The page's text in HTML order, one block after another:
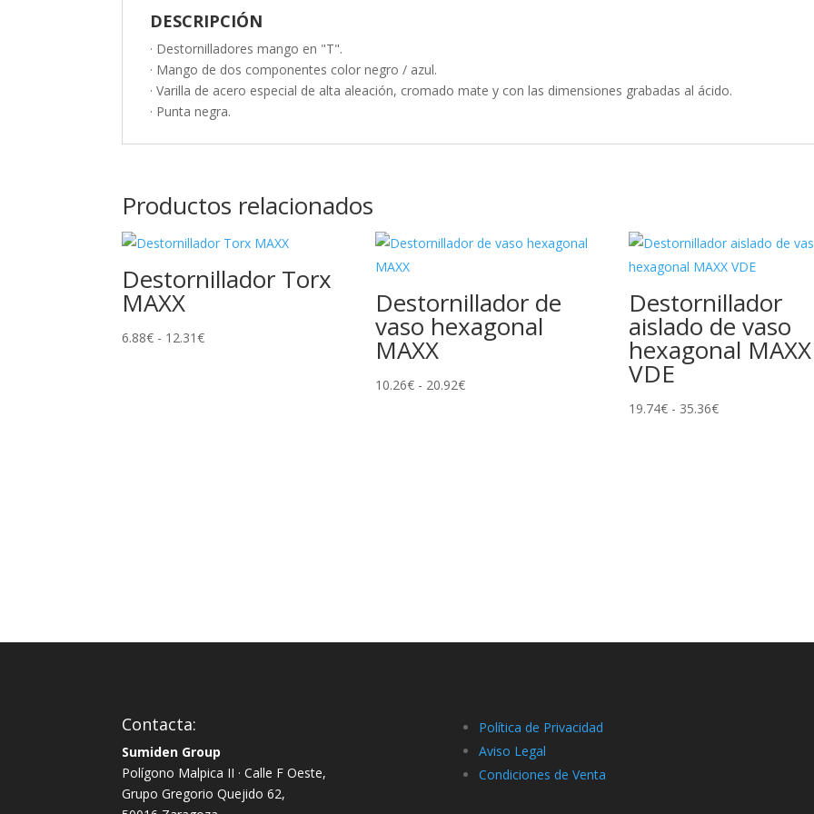
DESCRIPCIÓN
· Destornilladores mango en "T".
· Mango de dos componentes color negro / azul.
· Varilla de acero especial de alta aleación, cromado mate y con las dimensiones grabadas al ácido.
· Punta negra.
Productos relacionados
Destornillador Torx
MAXX
6.88€ - 12.31€Rango
Destornillador de
vaso hexagonal
MAXX
10.26€ - 20.92€Rango
Destornillador
aislado de vaso
hexagonal MAXX
VDE
19.74€ - 35.36€Rango
Contacta:
Sumiden Group
Polígono Malpica II · Calle F Oeste,
Grupo Gregorio Quejido 62,
Política de Privacidad
Aviso Legal
Condiciones de Venta